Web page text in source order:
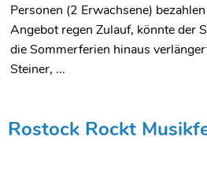
Personen (2 Erwachsene)
Angebot regen Zulauf, könnte der
die Sommerferien hinaus
Steiner, ...
Rostock Rockt